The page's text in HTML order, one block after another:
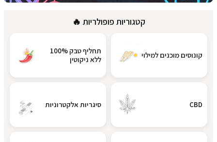
קטגוריות פופולריות 🔥
קונוסים מוכנים למילוי
תחליף טבק 100%
ללא ניקוטין
CBD סיגריות אלקטרוניות